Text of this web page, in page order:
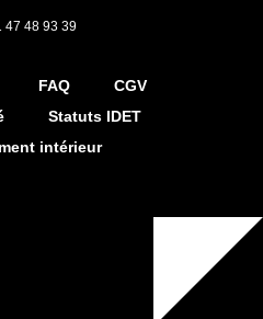
47 48 93 39
FAQ
CGV
Statuts IDET
intérieur